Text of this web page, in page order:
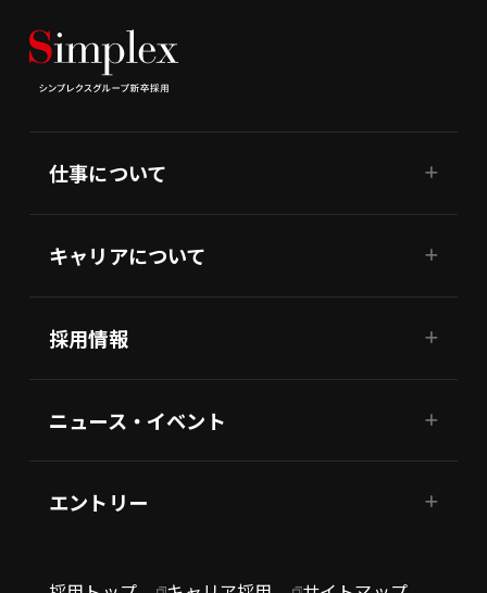
仕事について
キャリアについて
採用情報
ニュース・イベント
エントリー